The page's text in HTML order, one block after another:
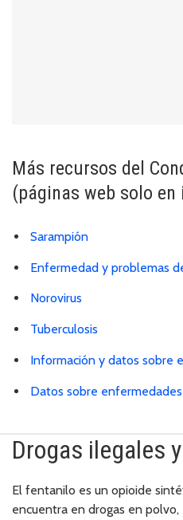
Más recursos del
(páginas web solo en
Sarampión
Enfermedad y problemas
Norovirus
Tuberculosis
Información y datos sobre
Datos sobre
Drogas ilegales
El fentanilo es un opioide
encuentra en drogas en